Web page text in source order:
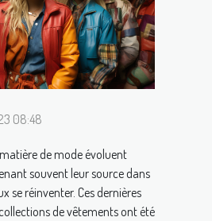
08:48
de mode évoluent
souvent leur source dans
se réinventer. Ces dernières
de vêtements ont été